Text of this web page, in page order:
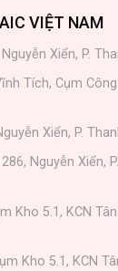
VIỆT NAM
Xiển, P.
Tích, Cụm
Xiển, P.
Nguyễn Xiển,
Kho 5.1, KCN
Kho 5.1, KCN